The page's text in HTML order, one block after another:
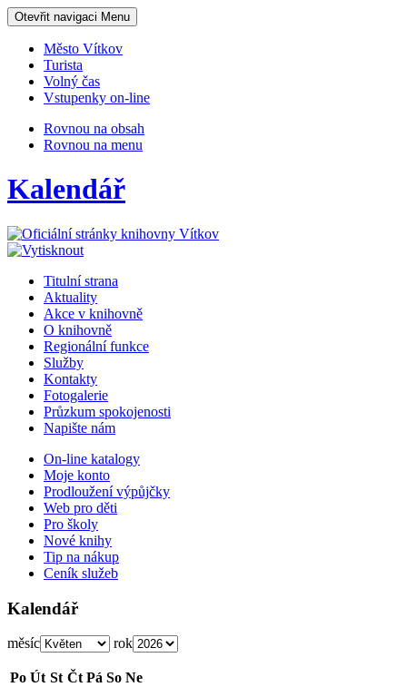
Otevřit navigaci Menu
Město Vítkov
Turista
Volný čas
Vstupenky on-line
Rovnou na obsah
Rovnou na menu
Kalendář
Titulní strana
Aktuality
Akce v knihovně
O knihovně
Regionální funkce
Služby
Kontakty
Fotogalerie
Průzkum spokojenosti
Napište nám
On-line katalogy
Moje konto
Prodloužení výpůjčky
Web pro děti
Pro školy
Nové knihy
Tip na nákup
Ceník služeb
Kalendář
měsíc rok
Po Út St Čt Pá So Ne